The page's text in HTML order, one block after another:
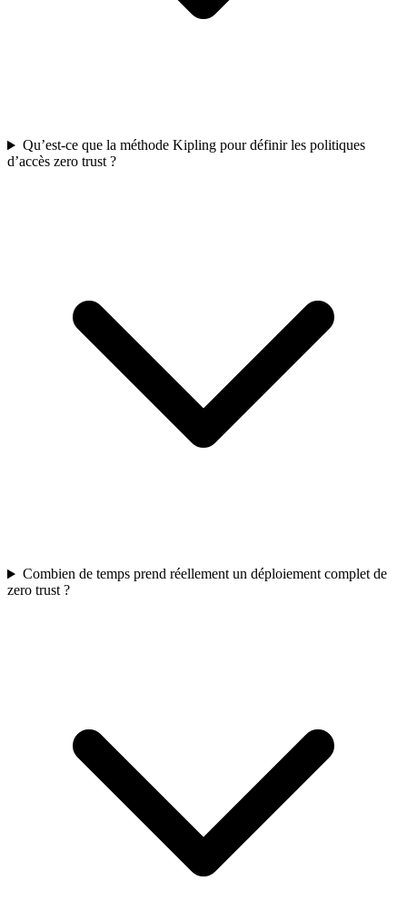
Qu’est-ce que la méthode Kipling pour définir les politiques
d’accès zero trust ?
Combien de temps prend réellement un déploiement complet de
zero trust ?